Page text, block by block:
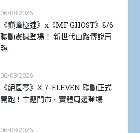
06/08/2026
《巔峰極速》x《MF GHOST》8/6
聯動震撼登場！ 新世代山路傳說再
臨
06/08/2026
《絕區零》X 7-ELEVEN 聯動正式
開跑！主題門市、實體周邊登場
06/08/2026